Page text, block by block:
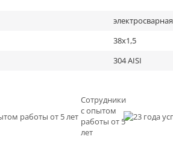
электросварная
38х1,5
304 AISI
Сотрудники
с опытом
работы от 5
лет